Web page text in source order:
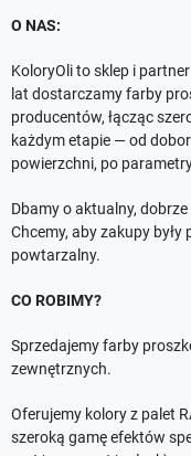
O NAS:
KoloryOli to sklep i
lat dostarczamy farby
producentów, łącząc
każdym etapie — od
powierzchni, po
Dbamy o aktualny,
Chcemy, aby zakupy
powtarzalny.
CO ROBIMY?
Sprzedajemy farby
zewnętrznych.
Oferujemy kolory z palet
szeroką gamę efektów